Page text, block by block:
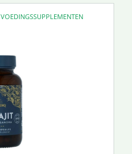
VOEDINGSSUPPLEMENTEN